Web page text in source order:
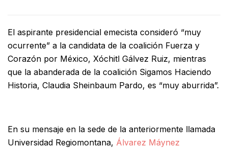
El aspirante presidencial emecista consideró “muy
ocurrente” a la candidata de la coalición Fuerza y
Corazón por México, Xóchitl Gálvez Ruiz, mientras
que la abanderada de la coalición Sigamos Haciendo
Historia, Claudia Sheinbaum Pardo, es “muy aburrida”.
En su mensaje en la sede de la anteriormente llamada
Universidad Regiomontana, Álvarez Máynez